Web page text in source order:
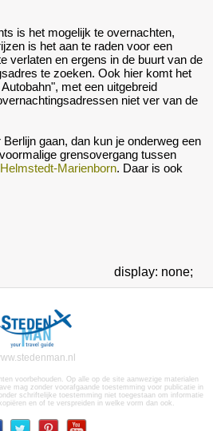
is het mogelijk te overnachten,
is het aan te raden voor een
verlaten en ergens in de buurt van de
te zoeken. Ook hier komt het
met een uitgebreid
niet ver van de
gaan, dan kun je onderweg een
grensovergang tussen
Helmstedt-Marienborn. Daar is ook
display: none;
voorbehouden. Op alle op de site aanwezige materialen
mag zonder voorafgaande toestemming voor publicatie in
schriftelijke toestemming niet toegestaan om informatie
en of te verspreiden in welke vorm dan ook.